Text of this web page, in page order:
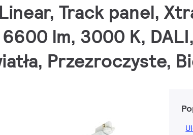
Track panel,
6600 lm, 3000 K,
Przezroczyste,